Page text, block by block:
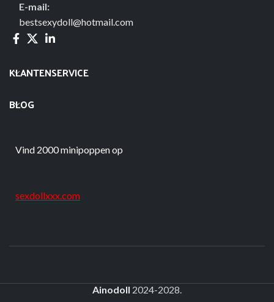
E-mail:
bestsexydoll@hotmail.com
KLANTENSERVICE
BLOG
Vind 2000 minipoppen op
sexdollxxx.com
Ainodoll 2024-2028.